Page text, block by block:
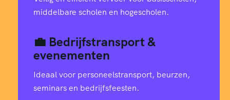
middelbare scholen en hogescholen.
💼 Bedrijfstransport &
evenementen
Ideaal voor personeelstransport, beurzen,
seminars en bedrijfsfeesten.